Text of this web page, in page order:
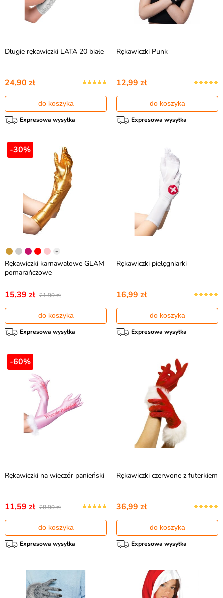
Długie rękawiczki LATA 20 białe
24,90 zł
do koszyka
Expresowa wysyłka
Rękawiczki Punk
12,99 zł
do koszyka
Expresowa wysyłka
-30%
+
Rękawiczki karnawałowe GLAM
pomarańczowe
15,39 zł 21,99 zł
do koszyka
Expresowa wysyłka
Rękawiczki pielęgniarki
16,99 zł
do koszyka
Expresowa wysyłka
-60%
Rękawiczki na wieczór panieński
11,59 zł 28,99 zł
do koszyka
Expresowa wysyłka
Rękawiczki czerwone z futerkiem
36,99 zł
do koszyka
Expresowa wysyłka